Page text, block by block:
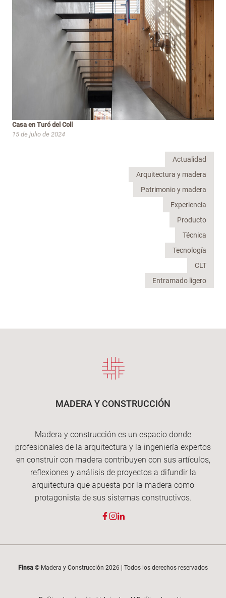
Casa en Turó del Coll
15 de julio de 2024
Actualidad
Arquitectura y madera
Patrimonio y madera
Experiencia
Producto
Técnica
Tecnología
CLT
Entramado ligero
MADERA Y CONSTRUCCIÓN
Madera y construcción es un espacio donde
profesionales de la arquitectura y la ingeniería expertos
en construir con madera contribuyen con sus artículos,
reflexiones y análisis de proyectos a difundir la
arquitectura que apuesta por la madera como
protagonista de sus sistemas constructivos.
Finsa © Madera y Construcción 2026 | Todos los derechos reservados